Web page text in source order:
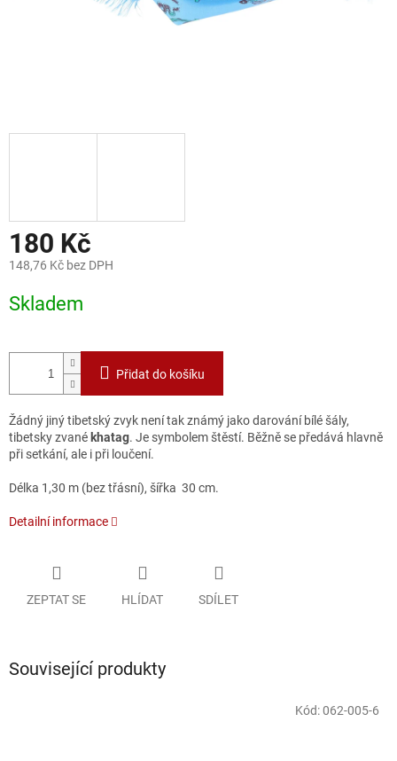
180 Kč
148,76 Kč bez DPH
cena:
Skladem
Přidat do košíku
Žádný jiný tibetský zvyk není tak známý jako darování bílé šály,
tibetsky zvané khatag. Je symbolem štěstí. Běžně se předává hlavně
při setkání, ale i při loučení.
Délka 1,30 m (bez třásní), šířka 30 cm.
Detailní informace
ZEPTAT SE HLÍDAT SDÍLET
Související produkty
Kód:062-005-6